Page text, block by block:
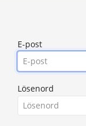
E-post
Lösenord